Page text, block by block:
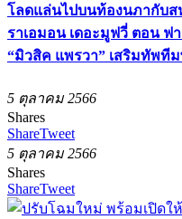
โลดแล่นไปบนท้องนภากับ
ราเอมอน เดอะมูฟวี่ ตอน ฟ
“มิวสิค แพรวา” เสริมทัพที
5 ตุลาคม 2566
Shares
ShareTweet
5 ตุลาคม 2566
Shares
ShareTweet